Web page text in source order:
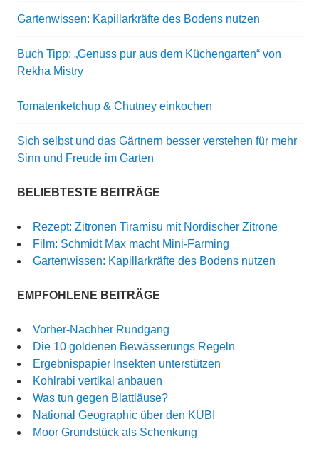
Gartenwissen: Kapillarkräfte des Bodens nutzen
Buch Tipp: „Genuss pur aus dem Küchengarten“ von
Rekha Mistry
Tomatenketchup & Chutney einkochen
Sich selbst und das Gärtnern besser verstehen für mehr
Sinn und Freude im Garten
BELIEBTESTE BEITRÄGE
Rezept: Zitronen Tiramisu mit Nordischer Zitrone
Film: Schmidt Max macht Mini-Farming
Gartenwissen: Kapillarkräfte des Bodens nutzen
EMPFOHLENE BEITRÄGE
Vorher-Nachher Rundgang
Die 10 goldenen Bewässerungs Regeln
Ergebnispapier Insekten unterstützen
Kohlrabi vertikal anbauen
Was tun gegen Blattläuse?
National Geographic über den KUBI
Moor Grundstück als Schenkung